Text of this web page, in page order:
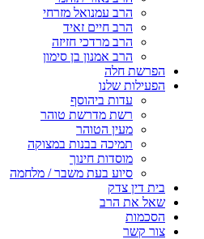
הרב עמנואל מזרחי
הרב חיים זאיד
הרב מרדכי חזיזה
הרב אמנון בן סימון
הפרשת חלה
הפעילות שלנו
עדות ביהוסף
רשת מדרשת טוהר
מעין הטוהר
תמיכה בבנות במצוקה
מוסדות חינוך
סיוע בעת משבר / מלחמה
בית דין צדק
שאל את הרב
הסכמות
צור קשר